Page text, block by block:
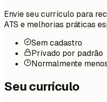
Envie seu currículo para
ATS e melhorias práticas
Sem cadastro
Privado por padrão
Normalmente
Seu currículo